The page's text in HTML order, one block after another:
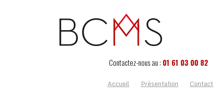
Contactez-nous au : 01 61 03 00 82
Accueil
Présentation Contact